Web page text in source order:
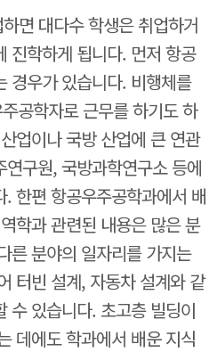
면 대다수 학생은 취업하거
진학하게 됩니다. 먼저 항공
경우가 있습니다. 비행체를
공학자로 근무를 하기도 하
업이나 국방 산업에 큰 연관
구원, 국방과학연구소 등에
한편 항공우주공학과에서 배
학과 관련된 내용은 많은 분
른 분야의 일자리를 가지는
터빈 설계, 자동차 설계와 같
수 있습니다. 초고층 빌딩이
데에도 학과에서 배운 지식